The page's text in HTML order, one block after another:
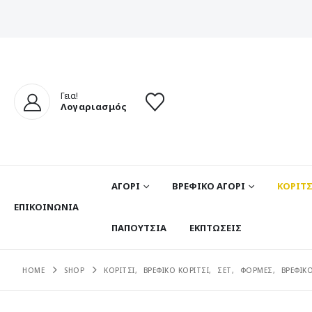
Γεια!
Λογαριασμός
ΕΠΙΚΟΙΝΩΝΊΑ
ΑΓΟΡΙ ΒΡΕΦΙΚΟ ΑΓΟΡΙ
ΠΑΠΟΥΤΣΙΑ ΕΚΠΤΩΣΕΙΣ
HOME SHOP ΚΟΡΙΤΣΙ, ΒΡΕΦΙΚΟ ΚΟΡΙΤΣΙ, ΣΕΤ, ΦΟΡΜΕΣ,